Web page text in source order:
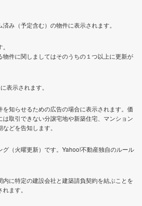
み（予定含む）の物件に表示されます。
件に関しましてはそのうちの１つ以上に更新が
表示されます。
知らせるための広告の場合に表示されます。価
取引できない分譲宅地や新築住宅、マンション
どを告知します。
（火曜更新）です。Yahoo!不動産独自のルール
に特定の建設会社と建築請負契約を結ぶことを
ます。